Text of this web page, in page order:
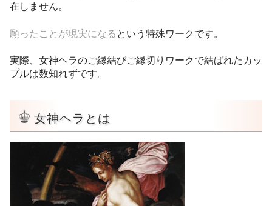
在しません。
願ったことが現実になる という特殊ワークです。
実際、女神ヘラのご縁結びご縁切りワークで結ばれたカッ
プルは数知れずです。
女神ヘラとは